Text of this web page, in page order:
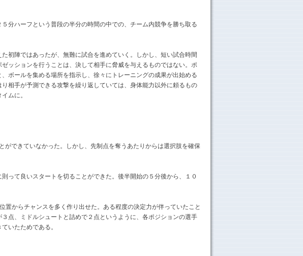
分ハーフという普段の半分の時間の中での、チーム内競争を勝ち取る
初陣ではあったが、無難に試合を進めていく。しかし、短い試合時間
ッションを行うことは、決して相手に脅威を与えるものではない。ポ
ボールを集める場所を指示し、徐々にトレーニングの成果が出始める
相手が予測できる攻撃を繰り返していては、身体能力以外に頼るもの
ムに。
できていなかった。しかし、先制点を奪うあたりからは選択肢を確保
って良いスタートを切ることができた。後半開始の５分後から、１０
からチャンスを多く作り出せた。ある程度の決定力が伴っていたこと
点、ミドルシュートと詰めで２点というように、各ポジションの選手
いたためである。